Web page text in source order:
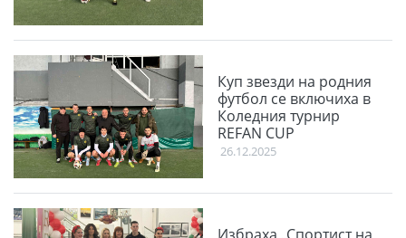
Куп звезди на родния
футбол се включиха в
Коледния турнир
REFAN CUP
26.12.2025